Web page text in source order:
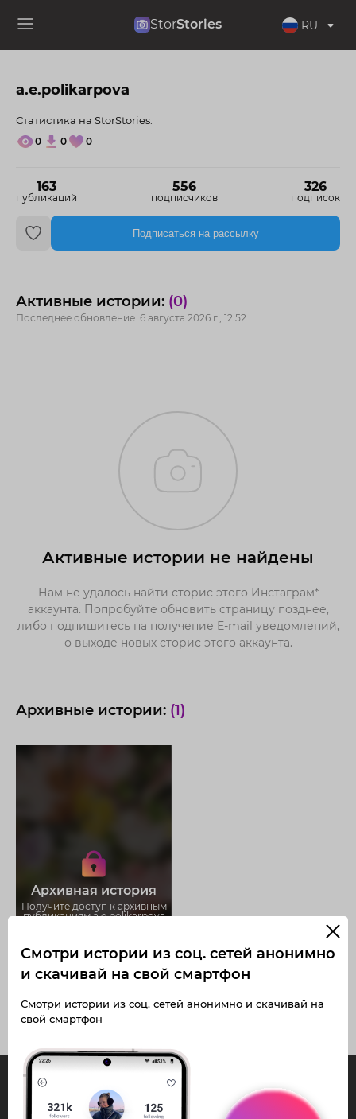
StorStories RU
a.e.polikarpova
163
публикаций
556
подписчиков
326
подписок
Статистика на StorStories:
0 0 0
Подписаться на рассылку
Активные истории: (0)
Последнее обновление: 6 августа 2026 г., 12:52
Активные истории не найдены
Нам не удалось найти сторис этого Инстаграм*
аккаунта. Попробуйте обновить страницу позднее,
либо подпишитесь на получение E-mail уведомлений,
о выходе новых сторис этого аккаунта.
Архивные истории: (1)
Архивная история
Получите доступ к архивным
публикациям a.e.polikarpova
Получите доступ к архивным
историям a.e.polikarpova
Не отвлекайтесь на рекламу
Загружайте истории без
ограничений
InstaPie
Смотри истории из соц. сетей анонимно
и скачивай на свой смартфон
Смотри истории из соц. сетей анонимно и скачивай на
свой смартфон